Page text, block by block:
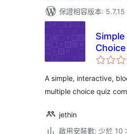
保證相容版本: 5.7.15
A simple, interactive,
multiple choice quiz
jethin
啟用安裝數: 少於 10